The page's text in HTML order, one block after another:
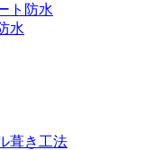
ト防水
水
葺き工法